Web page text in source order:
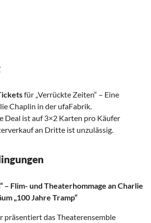
für „Verrückte Zeiten“ – Eine
Chaplin in der ufaFabrik.
Deal ist auf 3×2 Karten pro Käufer
an Dritte ist unzulässig.
– Flim- und Theaterhommage an Charlie
„100 Jahre Tramp“
präsentiert das Theaterensemble